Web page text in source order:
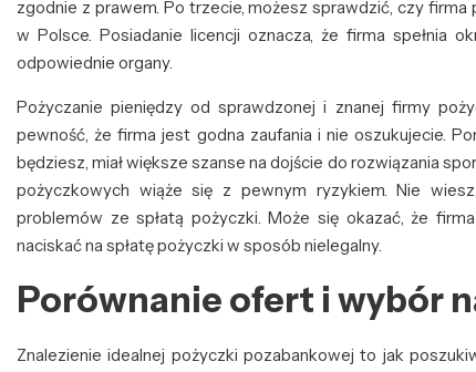
zgodnie z prawem. Po trzecie, możesz sprawdzić, czy firma
w Polsce. Posiadanie licencji oznacza, że firma spełnia
odpowiednie organy.
Pożyczanie pieniędzy od sprawdzonej i znanej firmy
pewność, że firma jest godna zaufania i nie oszukujecie.
będziesz, miał większe szanse na dojście do rozwiązania
pożyczkowych wiąże się z pewnym ryzykiem. Nie
problemów ze spłatą pożyczki. Może się okazać, że
naciskać na spłatę pożyczki w sposób nielegalny.
Porównanie ofert i wybór
Znalezienie idealnej pożyczki pozabankowej to jak